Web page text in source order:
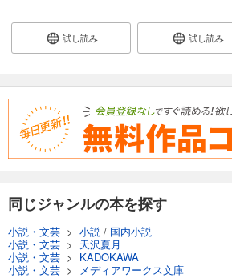
試し読み 試し読み
同じジャンルの本を探す
小説・文芸 > 小説 / 国内小説
小説・文芸 > 天沢夏月
小説・文芸 > KADOKAWA
小説・文芸 > メディアワークス文庫